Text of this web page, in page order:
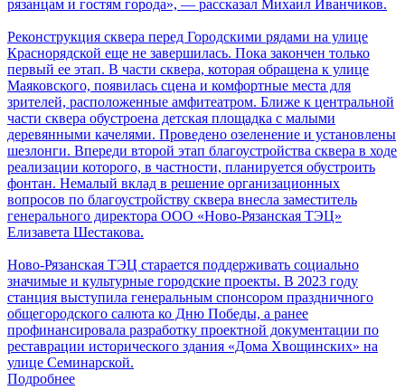
рязанцам и гостям города», — рассказал Михаил Иванчиков.
Реконструкция сквера перед Городскими рядами на улице
Краснорядской еще не завершилась. Пока закончен только
первый ее этап. В части сквера, которая обращена к улице
Маяковского, появилась сцена и комфортные места для
зрителей, расположенные амфитеатром. Ближе к центральной
части сквера обустроена детская площадка с малыми
деревянными качелями. Проведено озеленение и установлены
шезлонги. Впереди второй этап благоустройства сквера в ходе
реализации которого, в частности, планируется обустроить
фонтан. Немалый вклад в решение организационных
вопросов по благоустройству сквера внесла заместитель
генерального директора ООО «Ново-Рязанская ТЭЦ»
Елизавета Шестакова.
Ново-Рязанская ТЭЦ старается поддерживать социально
значимые и культурные городские проекты. В 2023 году
станция выступила генеральным спонсором праздничного
общегородского салюта ко Дню Победы, а ранее
профинансировала разработку проектной документации по
реставрации исторического здания «Дома Хвощинских» на
улице Семинарской.
Подробнее